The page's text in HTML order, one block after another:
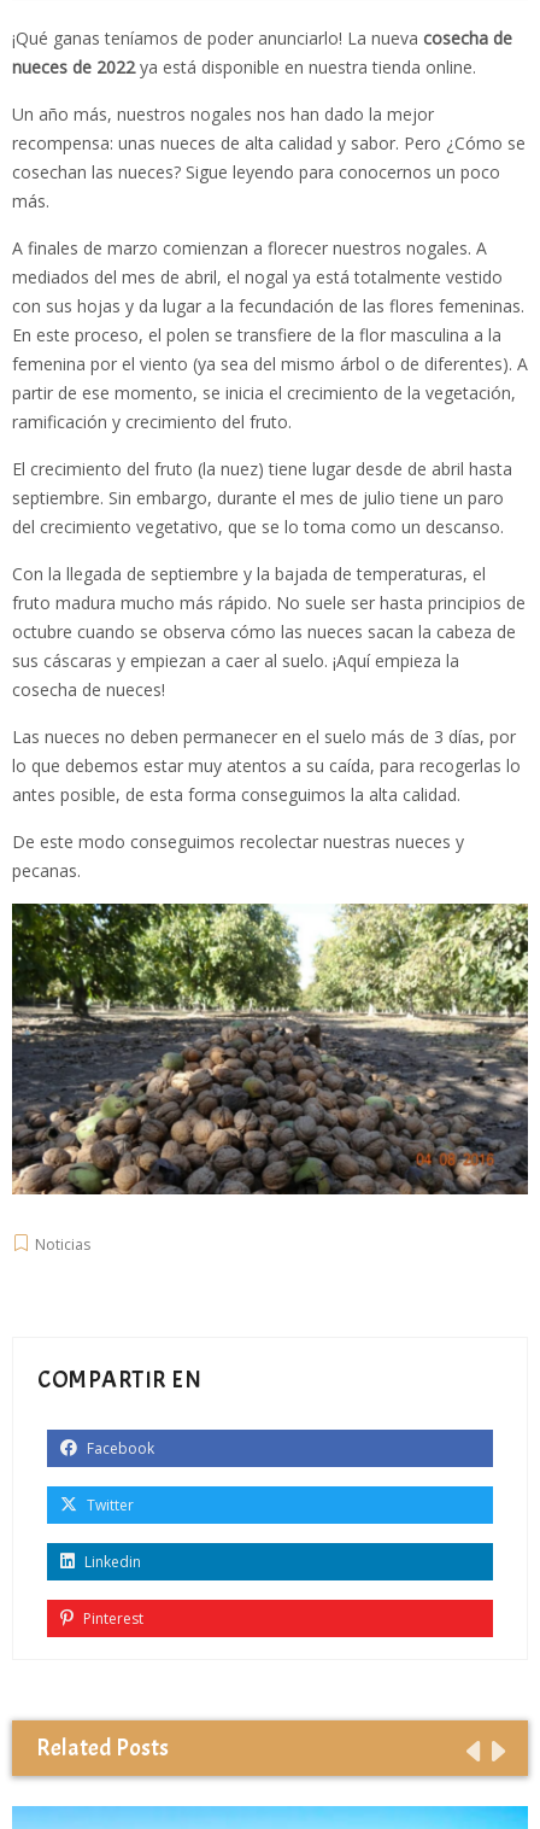
¡Qué ganas teníamos de poder anunciarlo! La nueva cosecha de
nueces de 2022ya está disponible en nuestra tienda online.
Un año más, nuestros nogales nos han dado la mejor
recompensa: unas nueces de alta calidad y sabor. Pero ¿Cómo se
cosechan las nueces? Sigue leyendo para conocernos un poco
más.
A finales de marzo comienzan a florecer nuestros nogales. A
mediados del mes de abril, el nogal ya está totalmente vestido
con sus hojas y da lugar a la fecundación de las flores femeninas.
En este proceso, el polen se transfiere de la flor masculina a la
femenina por el viento (ya sea del mismo árbol o de diferentes). A
partir de ese momento, se inicia el crecimiento de la vegetación,
ramificación y crecimiento del fruto.
El crecimiento del fruto (la nuez) tiene lugar desde de abril hasta
septiembre. Sin embargo, durante el mes de julio tiene un paro
del crecimiento vegetativo, que se lo toma como un descanso.
Con la llegada de septiembre y la bajada de temperaturas, el
fruto madura mucho más rápido. No suele ser hasta principios de
octubre cuando se observa cómo las nueces sacan la cabeza de
sus cáscaras y empiezan a caer al suelo. ¡Aquí empieza la
cosecha de nueces!
Las nueces no deben permanecer en el suelo más de 3 días, por
lo que debemos estar muy atentos a su caída, para recogerlas lo
antes posible, de esta forma conseguimos la alta calidad.
De este modo conseguimos recolectar nuestras nueces y
pecanas.
Noticias
COMPARTIR EN
Facebook
Twitter
Linkedin
Pinterest
Related Posts